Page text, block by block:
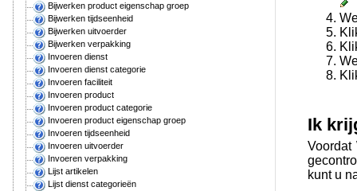
Bijwerken product eigenschap groep
Bijwerken tijdseenheid
Bijwerken uitvoerder
Bijwerken verpakking
Invoeren dienst
Invoeren dienst categorie
Invoeren faciliteit
Invoeren product
Invoeren product categorie
Invoeren product eigenschap groep
Invoeren tijdseenheid
Invoeren uitvoerder
Invoeren verpakking
Lijst artikelen
Lijst dienst categorieën
Ik
Voordat
kunt u